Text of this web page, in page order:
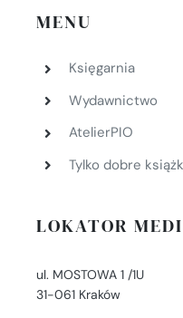
MENU
Księgarnia
Wydawnictwo
AtelierPIO
Tylko dobre
LOKATOR
ul. MOSTOWA 1 /1U
31-061 Kraków